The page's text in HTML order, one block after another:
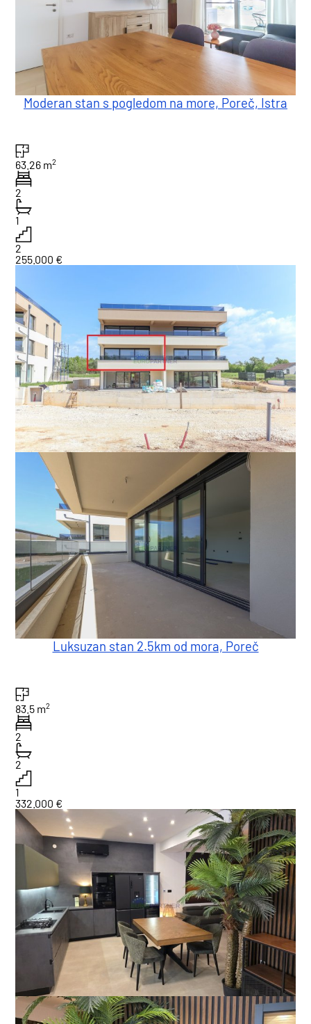
Moderan stan s pogledom na more, Poreč, Istra
63.26 m2
2
1
2
255.000 €
Luksuzan stan 2.5km od mora, Poreč
83.5 m2
2
2
1
332.000 €